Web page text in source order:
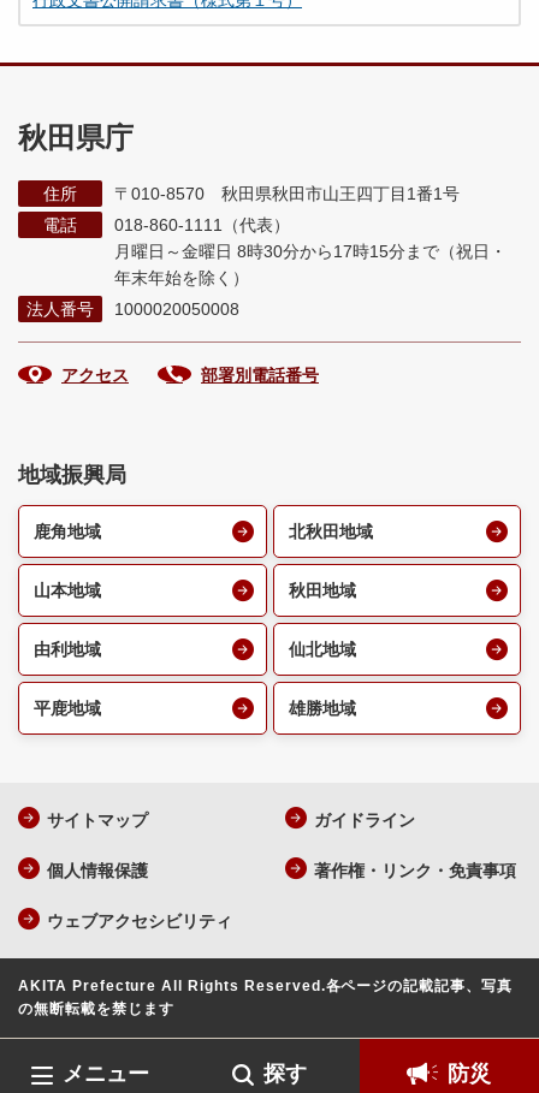
メニュー 探す 防災
秋田県庁
住所
〒010-8570 秋田県秋田市山王四丁目1番1号
電話
018-860-1111（代表）
月曜日～金曜日 8時30分から17時15分まで （祝日・
年末年始を除く）
法人番号
1000020050008
アクセス 部署別電話番号
地域振興局
鹿角地域 北秋田地域
山本地域 秋田地域
由利地域 仙北地域
平鹿地域 雄勝地域
サイトマップ ガイドライン
個人情報保護 著作権・リンク・免責事項
ウェブアクセシビリティ
AKITA Prefecture All Rights Reserved.各ページの記載記事、写真
の無断転載を禁じます